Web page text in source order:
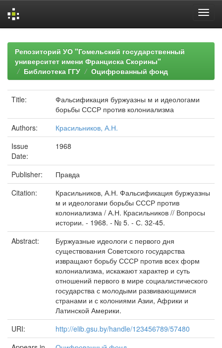
navigationРепозиторий УО "Гомельский государственный
университет имени Франциска Скорины"
Библиотека ГГУ
Оцифрованный фонд
Title:
Фальсификация буржуазны м и идеологами
борьбы СССР против колониализма
Authors:
Красильников, А.Н.
Issue
Date:
1968
Publisher:
Правда
Citation:
Красильников, А.Н. Фальсификация буржуазны
м и идеологами борьбы СССР против
колониализма / А.Н. Красильников // Вопросы
истории. - 1968. - № 5. - С. 32-45.
Abstract:
Буржуазные идеологи с первого дня
существования Советского государства
извращают борьбу СССР против всех форм
колониализма, искажают характер и суть
отношений первого в мире социалистического
государства с молодыми развивающимися
странами и с колониями Азии, Африки и
Латинской Америки.
URI:
http://elib.gsu.by/handle/123456789/57480